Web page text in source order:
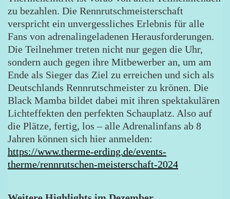
zu bezahlen. Die Rennrutschmeisterschaft
verspricht ein unvergessliches Erlebnis für alle
Fans von adrenalingeladenen Herausforderungen.
Die Teilnehmer treten nicht nur gegen die Uhr,
sondern auch gegen ihre Mitbewerber an, um am
Ende als Sieger das Ziel zu erreichen und sich als
Deutschlands Rennrutschmeister zu krönen. Die
Black Mamba bildet dabei mit ihren spektakulären
Lichteffekten den perfekten Schauplatz. Also auf
die Plätze, fertig, los – alle Adrenalinfans ab 8
Jahren können sich hier anmelden:
https://www.therme-erding.de/events-
therme/rennrutschen-meisterschaft-2024